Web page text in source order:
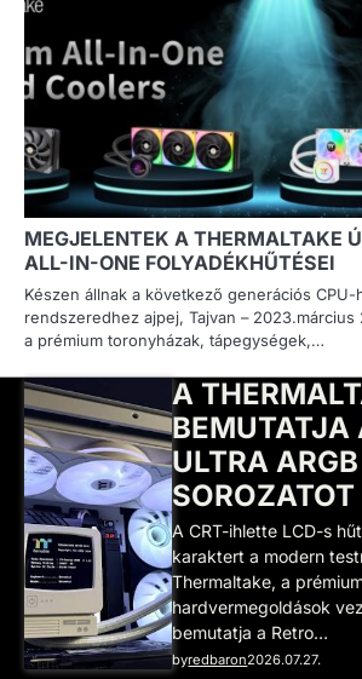
MEGJELENTEK A THERMALTAKE
ALL-IN-ONE FOLYADÉKHŰTÉSEI
Készen állnak a következő generációs CPU-
rendszeredhez ajpej, Tajvan – 2023.március
a prémium toronyházak, tápegységek,…
A
BEMUTATJA
ULTRA ARGB
SOROZATOT
A CRT-ihlette LCD-s
karaktert a modern
Thermaltake, a
hardvermegoldások
bemutatja a Retro…
byredbaron2026.07.27.